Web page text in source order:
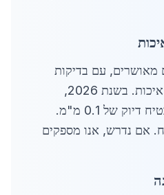
מאושרים, עם בדיקות
אולטראסוניות ותעודות איכות. בשנת 2026,
שימוש בלייזר CNC מבטיח דיוק של 0.1 מ"מ.
אם נדרש, אנו מספקים